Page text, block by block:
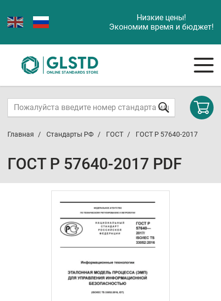
Низкие цены!
Экономим время и бюджет!
Главная Стандарты РФ ГОСТ ГОСТ Р 57640-2017
ГОСТ Р 57640-2017 PDF